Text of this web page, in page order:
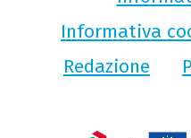
Informativa
Redazione